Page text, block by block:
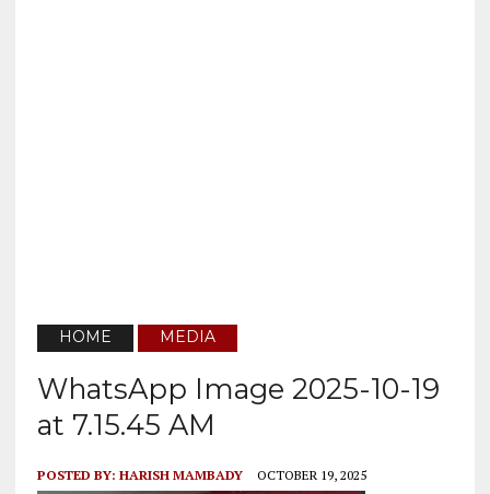
HOME MEDIA
WhatsApp Image 2025-10-19
at 7.15.45 AM
POSTED BY: HARISH MAMBADY OCTOBER 19, 2025